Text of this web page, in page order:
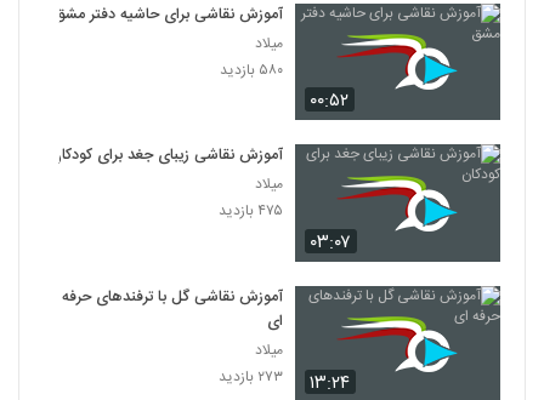
۰۰:۵۲
آموزش نقاشی برای حاشیه دفتر مشق
میلاد
۵۸۰ بازدید
۰۳:۰۷
آموزش نقاشی زیبای جغد برای کودکان
میلاد
۴۷۵ بازدید
۱۳:۲۴
آموزش نقاشی گل با ترفندهای حرفه
ای
میلاد
۲۷۳ بازدید